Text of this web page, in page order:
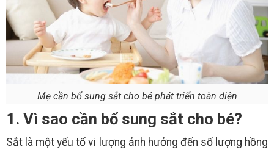
Mẹ cần bổ sung sắt cho bé phát triển toàn diện
1. Vì sao cần bổ sung sắt cho bé?
Sắt là một yếu tố vi lượng ảnh hưởng đến số lượng hồng